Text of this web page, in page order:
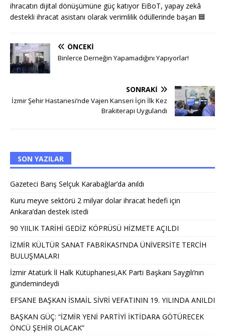
ihracatın dijital dönüşümüne güç katıyor EiBoT, yapay zekâ
destekli ihracat asistanı olarak verimlilik ödüllerinde başarı 🟦
ÖNCEKI
Binlerce Derneğin Yapamadığını Yapıyorlar!
SONRAKI
İzmir Şehir Hastanesi’nde Vajen Kanseri İçin İlk Kez
Brakiterapi Uygulandı
SON YAZILAR
Gazeteci Barış Selçuk Karabağlar’da anıldı
Kuru meyve sektörü 2 milyar dolar ihracat hedefi için
Ankara’dan destek istedi
90 YIILIK TARİHİ GEDİZ KÖPRÜSÜ HİZMETE AÇILDI
İZMİR KÜLTÜR SANAT FABRİKASI’NDA ÜNİVERSİTE TERCİH
BULUŞMALARI
İzmir Atatürk İl Halk Kütüphanesi,AK Parti Başkanı Saygılı’nın
gündemindeydi
EFSANE BAŞKAN İSMAİL SİVRİ VEFATININ 19. YILINDA ANILDI
BAŞKAN GÜÇ: “İZMİR YENİ PARTİYİ İKTİDARA GÖTÜRECEK
ÖNCÜ ŞEHİR OLACAK”